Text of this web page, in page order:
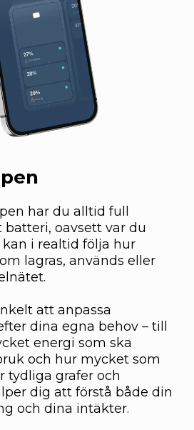
har du alltid full
oavsett var du
i realtid följa hur
lagras, används eller
att anpassa
dina egna behov – till
energi som ska
och hur mycket som
tydliga grafer och
dig att förstå både din
och dina intäkter.